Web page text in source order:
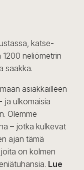
katse-
neliömetrin
saakka.
asiakkailleen
ja ulkomaisia
Olemme
– jotka kulkevat
ajan tämä
on kolmen
Lue